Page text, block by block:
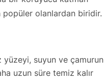
popüler olanlardan biridir.
yüzeyi, suyun ve çamurun
uzun süre temiz kalır